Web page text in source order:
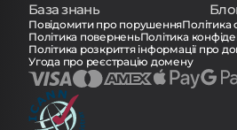
База знань
Повідомити про порушенняПолітика
Політика поверненьПолітика
Політика розкриття інформації про
Угода про реєстрацію домену